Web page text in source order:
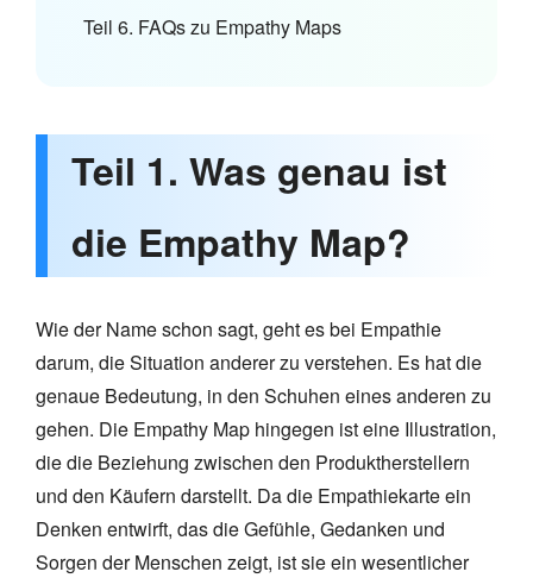
Teil 6. FAQs zu Empathy Maps
Teil 1. Was genau ist
die Empathy Map?
Wie der Name schon sagt, geht es bei Empathie
darum, die Situation anderer zu verstehen. Es hat die
genaue Bedeutung, in den Schuhen eines anderen zu
gehen. Die Empathy Map hingegen ist eine Illustration,
die die Beziehung zwischen den Produktherstellern
und den Käufern darstellt. Da die Empathiekarte ein
Denken entwirft, das die Gefühle, Gedanken und
Sorgen der Menschen zeigt, ist sie ein wesentlicher